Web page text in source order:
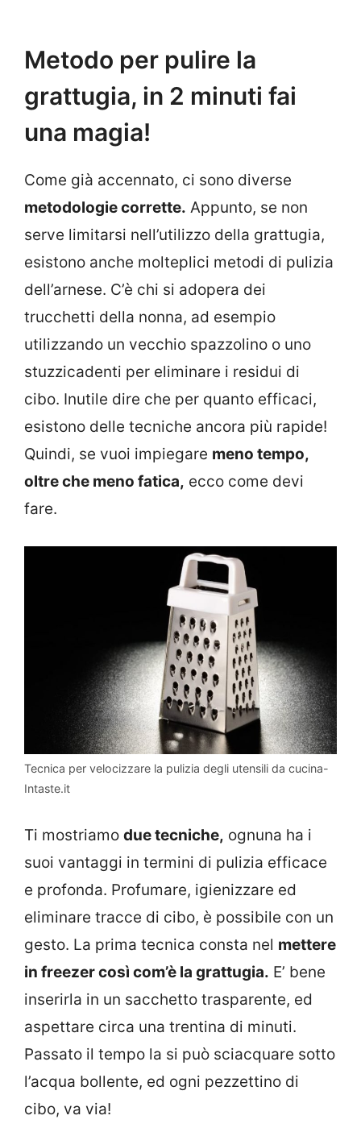
Metodo per pulire la
grattugia, in 2 minuti fai
una magia!
Come già accennato, ci sono diverse
metodologie corrette. Appunto, se non
serve limitarsi nell’utilizzo della grattugia,
esistono anche molteplici metodi di pulizia
dell’arnese. C’è chi si adopera dei
trucchetti della nonna, ad esempio
utilizzando un vecchio spazzolino o uno
stuzzicadenti per eliminare i residui di
cibo. Inutile dire che per quanto efficaci,
esistono delle tecniche ancora più rapide!
Quindi, se vuoi impiegare meno tempo,
oltre che meno fatica, ecco come devi
fare.
Tecnica per velocizzare la pulizia degli utensili da cucina-
Intaste.it
Ti mostriamo due tecniche, ognuna ha i
suoi vantaggi in termini di pulizia efficace
e profonda. Profumare, igienizzare ed
eliminare tracce di cibo, è possibile con un
gesto. La prima tecnica consta nel mettere
in freezer così com’è la grattugia. E’ bene
inserirla in un sacchetto trasparente, ed
aspettare circa una trentina di minuti.
Passato il tempo la si può sciacquare sotto
l’acqua bollente, ed ogni pezzettino di
cibo, va via!